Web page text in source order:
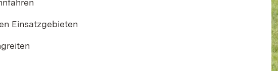
Einsatzgebieten